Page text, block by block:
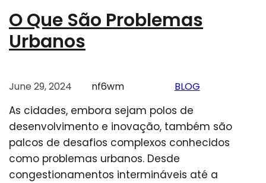
O Que São Problemas
Urbanos
June 29, 2024 nf6wm BLOG
As cidades, embora sejam polos de
desenvolvimento e inovação, também são
palcos de desafios complexos conhecidos
como problemas urbanos. Desde
congestionamentos intermináveis até a